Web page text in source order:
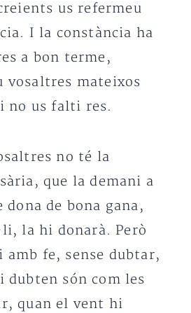
us refermeu
I la constància ha
a bon terme,
vosaltres mateixos
no us falti res.
no té la
que la demani a
dona de bona gana,
la hi donarà. Però
amb fe, sense dubtar,
dubten són com les
quan el vent hi